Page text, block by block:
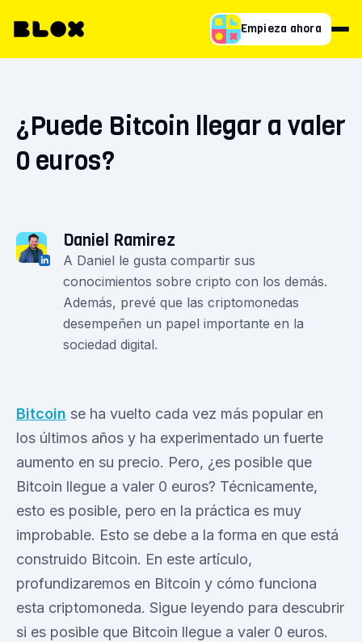
Empieza ahora
¿Puede Bitcoin llegar a valer
0 euros?
Daniel Ramirez
A Daniel le gusta compartir sus
conocimientos sobre cripto con los demás.
Además, prevé que las criptomonedas
desempeñen un papel importante en la
sociedad digital.
Bitcoin se ha vuelto cada vez más popular en
los últimos años y ha experimentado un fuerte
aumento en su precio. Pero, ¿es posible que
Bitcoin llegue a valer 0 euros? Técnicamente,
esto es posible, pero en la práctica es muy
improbable. Esto se debe a la forma en que está
construido Bitcoin. En este artículo,
profundizaremos en Bitcoin y cómo funciona
esta criptomoneda. Sigue leyendo para descubrir
si es posible que Bitcoin llegue a valer 0 euros.